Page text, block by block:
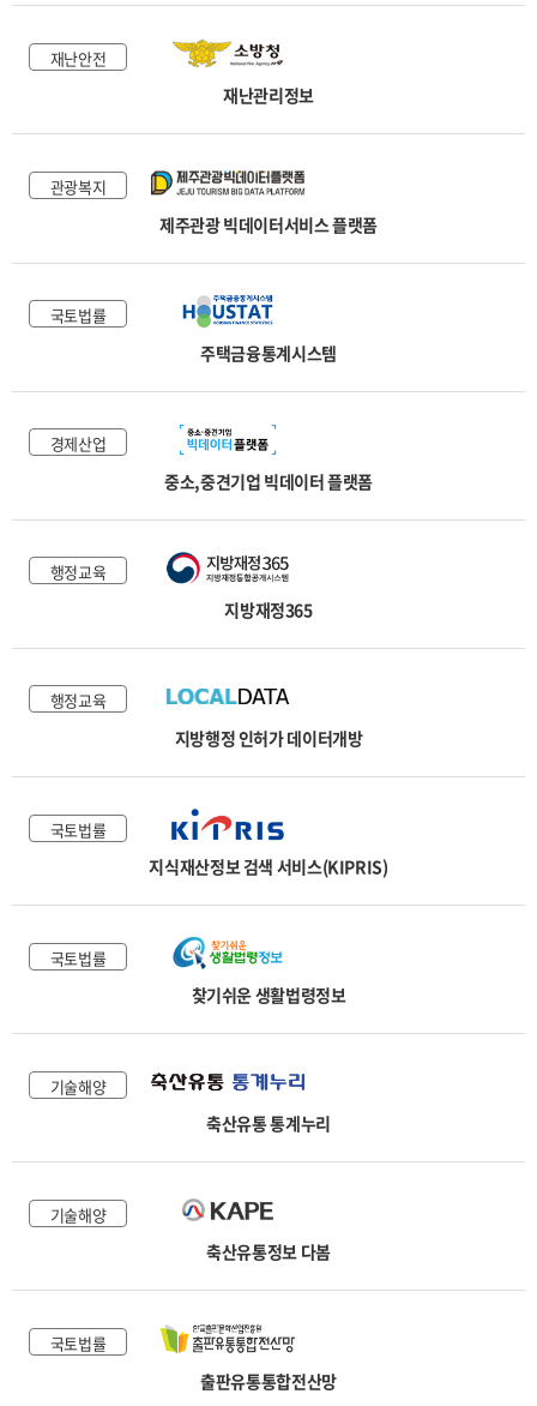
재난안전
재난관리정보
관광복지
제주관광 빅데이터서비스 플랫폼
국토법률
주택금융통계시스템
경제산업
중소,중견기업 빅데이터 플랫폼
행정교육
지방재정365
행정교육
지방행정 인허가 데이터개방
국토법률
지식재산정보 검색 서비스(KIPRIS)
국토법률
찾기쉬운 생활법령정보
기술해양
축산유통 통계누리
기술해양
축산유통정보 다봄
국토법률
출판유통통합전산망